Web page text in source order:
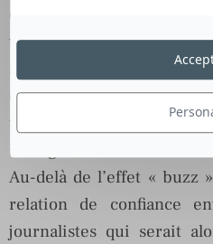
d’admettre, sous le feu
trompés. Carambar n’est
seul, n’aura pas un
entre communicants et
une question importante :
si ce genre d’initiatives se
Au-delà de l’effet « buzz
relation de confiance
journalistes qui serait